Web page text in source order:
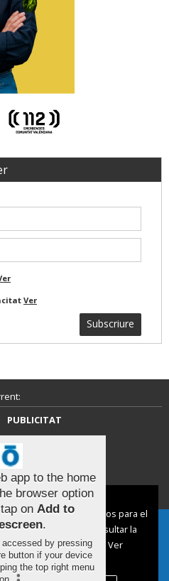
Ver
Subscriure
PUBLICITAT
CONTACTE
| Protecció de
app to the home
browser option
on Add to
.
by pressing
button if your device
the top right menu
Uso de cookies:
nuestras y de terceros para el
del digital. Puedes consultar la
como desconectarlas.
Ver
Privacidad y Cookies